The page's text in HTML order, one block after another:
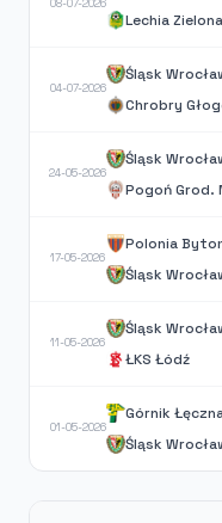
08-07-2026
Lechia
04-07-2026
Śląsk
Chrobry
24-05-2026
Śląsk
Pogoń Grod.
17-05-2026
Polonia
Śląsk
11-05-2026
Śląsk
ŁKS Łódź
01-05-2026
Górnik
Śląsk